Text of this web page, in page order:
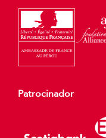
Patrocinador